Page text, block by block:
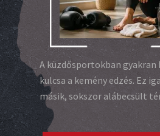
A küzdősportokban gyakran
kulcsa a kemény edzés. Ez
másik, sokszor alábecsült